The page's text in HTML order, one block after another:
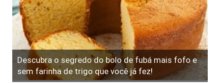
Descubra o segredo do bolo de fubá mais fofo e
sem farinha de trigo que você já fez!